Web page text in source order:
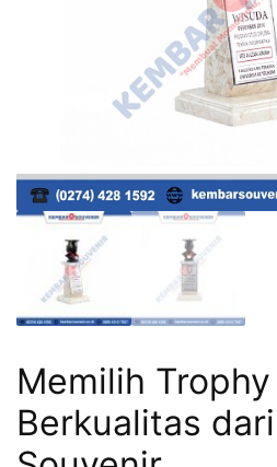
Memilih
Berkualitas